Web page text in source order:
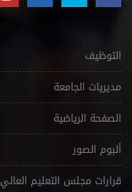
التوظيف
مديريات الجامعة
الصفحة الرياضية
ألبوم الصور
قرارات مجلس التعليم العالي